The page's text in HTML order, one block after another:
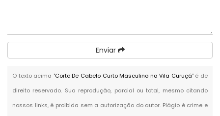
Enviar
O texto acima "Corte De Cabelo Curto Masculino na Vila Curuçá" é de
direito reservado. Sua reprodução, parcial ou total, mesmo citando
nossos links, é proibida sem a autorização do autor. Plágio é crime e